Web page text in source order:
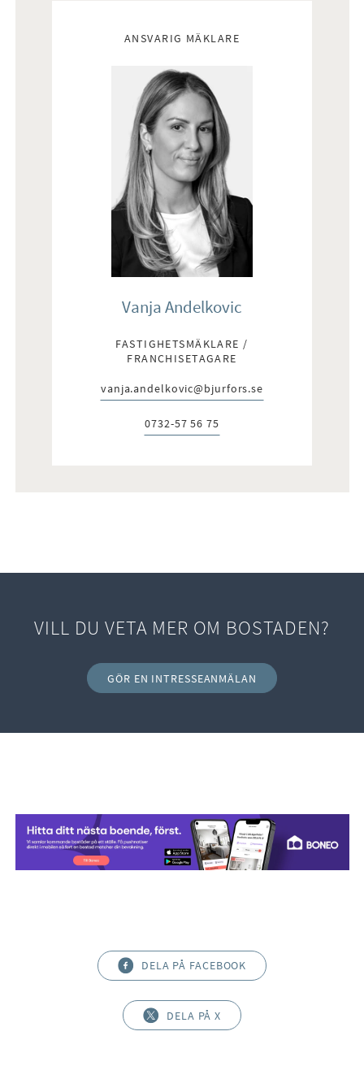
ANSVARIG MÄKLARE
Vanja Andelkovic
FASTIGHETSMÄKLARE /
FRANCHISETAGARE
E-post:
vanja.andelkovic@bjurfors.se
Telefon:
0732-57 56 75
VILL DU VETA MER OM BOSTADEN?
GÖR EN INTRESSEANMÄLAN
DELA PÅ FACEBOOK
DELA PÅ X